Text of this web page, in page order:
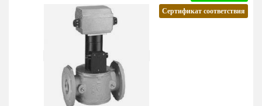
Сертификат соответствия